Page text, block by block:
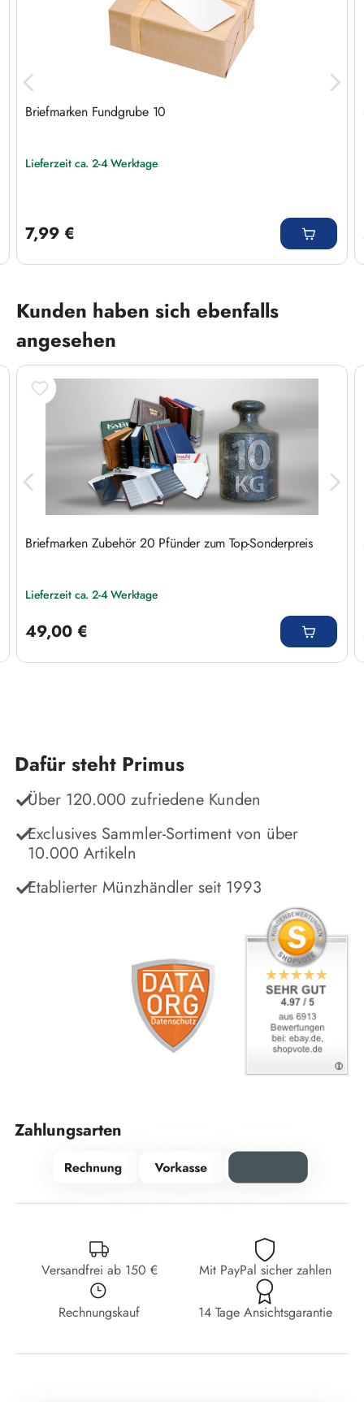
Briefmarken Fundgrube 10
Lieferzeit ca. 2-4 Werktage
7,99 €
Produktgalerie überspringen
Kunden haben sich ebenfalls
angesehen
Briefmarken Zubehör 20 Pfünder zum Top-Sonderpreis
Lieferzeit ca. 2-4 Werktage
49,00 €
Dafür steht Primus
Über 120.000 zufriedene Kunden
Exclusives Sammler-Sortiment von über
10.000 Artikeln
Etablierter Münzhändler seit 1993
Zahlungsarten
Versandfrei ab 150 € Mit PayPal sicher zahlen
Rechnungskauf 14 Tage Ansichtsgarantie